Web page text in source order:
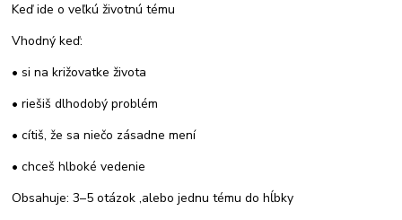
Keď ide o veľkú životnú tému
Vhodný keď:
• si na križovatke života
• riešiš dlhodobý problém
• cítiš, že sa niečo zásadne mení
• chceš hlboké vedenie
Obsahuje: 3–5 otázok ,alebo jednu tému do hĺbky